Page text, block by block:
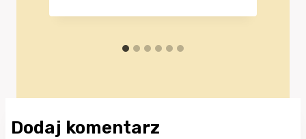
Dodaj komentarz